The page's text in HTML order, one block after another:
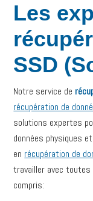
Les
SSD
Notre service de
récupération de
solutions expertes
données physiques
en récupération de
travailler avec toutes
compris: